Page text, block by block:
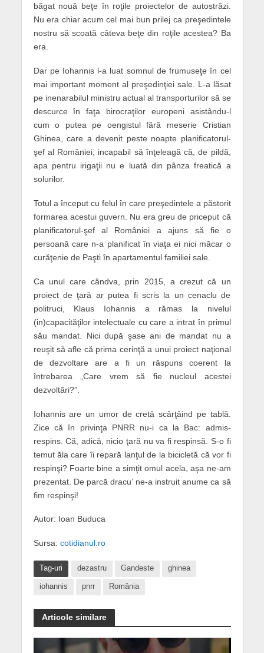
băgat nouă beţe în roţile proiectelor de autostrăzi.
Nu era chiar acum cel mai bun prilej ca preşedintele
nostru să scoată câteva beţe din roţile acestea? Ba
era.
Dar pe Iohannis l-a luat somnul de frumuseţe în cel
mai important moment al preşedinţiei sale. L-a lăsat
pe inenarabilul ministru actual al transporturilor să se
descurce în faţa birocraţilor europeni asistându-l
cum o putea pe oengistul fără meserie Cristian
Ghinea, care a devenit peste noapte planificatorul-
şef al României, incapabil să înţeleagă că, de pildă,
apa pentru irigaţii nu e luată din pânza freatică a
solurilor.
Totul a început cu felul în care preşedintele a păstorit
formarea acestui guvern. Nu era greu de priceput că
planificatorul-şef al României a ajuns să fie o
persoană care n-a planificat în viaţa ei nici măcar o
curăţenie de Paşti în apartamentul familiei sale.
Ca unul care cândva, prin 2015, a crezut că un
proiect de ţară ar putea fi scris la un cenaclu de
politruci, Klaus Iohannis a rămas la nivelul
(in)capacităţilor intelectuale cu care a intrat în primul
său mandat. Nici după şase ani de mandat nu a
reuşit să afle că prima cerinţă a unui proiect naţional
de dezvoltare are a fi un răspuns coerent la
întrebarea „Care vrem să fie nucleul acestei
dezvoltări?”.
Iohannis are un umor de cretă scârţâind pe tablă.
Zice că în privinţa PNRR nu-i ca la Bac: admis-
respins. Că, adică, nicio ţară nu va fi respinsă. S-o fi
temut ăla care îi repară lanţul de la bicicletă că vor fi
respinşi? Foarte bine a simţit omul acela, aşa ne-am
prezentat. De parcă dracu’ ne-a instruit anume ca să
fim respinşi!
Autor: Ioan Buduca
Sursa: cotidianul.ro
Tag-uri dezastru Gandeste ghinea
iohannis pnrr România
Articole similare